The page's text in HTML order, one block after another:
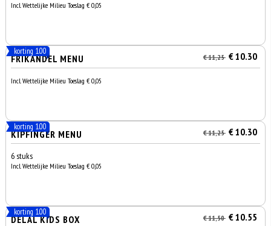
Incl. Wettelijke Milieu Toeslag € 0,05
korting 1.00
FRIKANDEL MENU € 11,25 € 10.30
Incl. Wettelijke Milieu Toeslag € 0,05
korting 1.00
KIPFINGER MENU € 11,25 € 10.30
6 stuks
Incl. Wettelijke Milieu Toeslag € 0,05
korting 1.00
DELAL KIDS BOX € 11,50 € 10.55